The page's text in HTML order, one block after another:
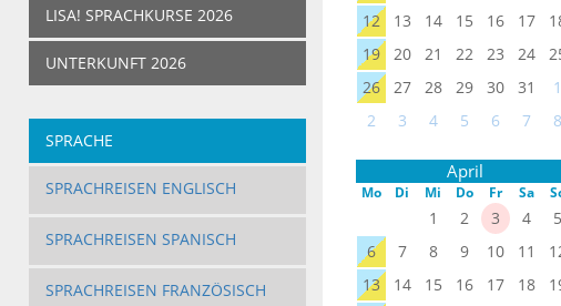
LISA! SPRACHKURSE 2026
UNTERKUNFT 2026
SPRACHE
SPRACHREISEN ENGLISCH
SPRACHREISEN SPANISCH
SPRACHREISEN FRANZÖSISCH
12
13 14 15 16 17
19
20 21 22 23 24
26
27 28 29 30 31
1
2
3 4 5 6 7 8
April
Mo Di Mi Do Fr Sa
1 2 3 4
5
6
7 8 9 10 11
13
14 15 16 17 18